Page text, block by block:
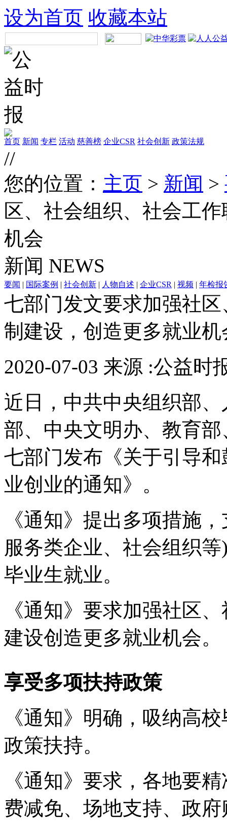
设为首页 收藏本站
首页 新闻 专栏 活动 慈善榜 企业CSR 社会创新 政策法规
//
您的位置： 主页 > 新闻 >
区、社会组织、社会工
机会
新闻 NEWS
要闻 | 国际案例 | 社会创新 | 人物自述 | 企业CSR | 视频 | 年检报
七部门发文要求加强社
制建设，创造更多就业机
2020-07-03 来源 :公益时
近日，中共中央组织部
部、中央文明办、教育
七部门发布《关于引导
业创业的通知》。
《通知》提出多项措施
服务类企业、社会组织
毕业生就业。
《通知》要求加强社区
建设创造更多就业机会。
享受多项扶持政策
《通知》明确，吸纳高
政策扶持。
《通知》要求，各地要
费减免、场地支持、政